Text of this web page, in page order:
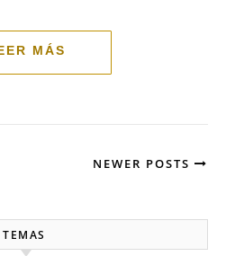
NEWER POSTS
TEMAS